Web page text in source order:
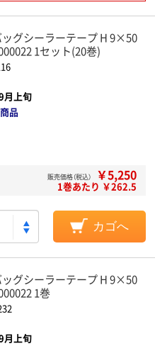
グシーラーテープ H 9×50
1セット(20巻)
月上旬
品
販売価格（税込） ￥5,250
1巻あたり ￥262.5
カゴへ
グシーラーテープ H 9×50
1巻
月上旬